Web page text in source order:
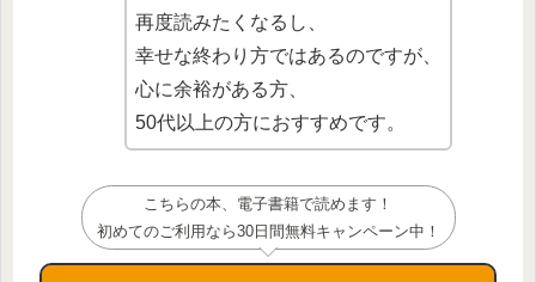
再度読みたくなるし、
幸せな終わり方ではあるのですが、
心に余裕がある方、
50代以上の方におすすめです。
こちらの本、電子書籍で読めます！
初めてのご利用なら30日間無料キャンペーン中！